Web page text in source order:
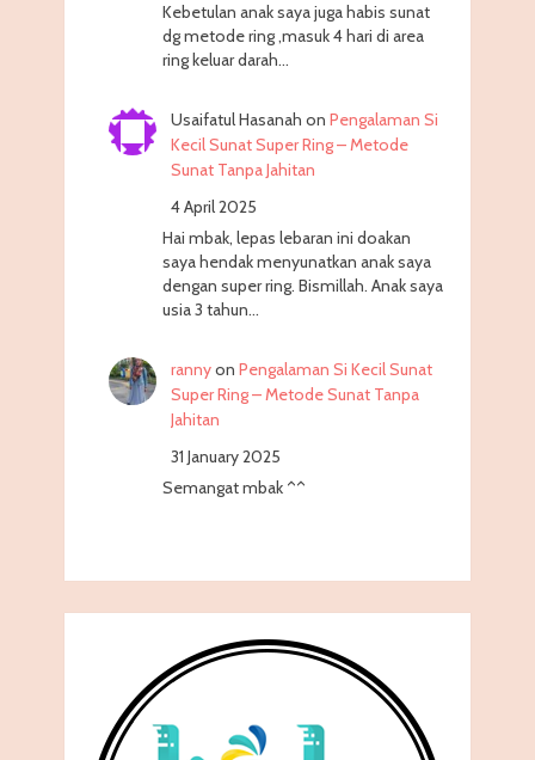
Kebetulan anak saya juga habis sunat
dg metode ring ,masuk 4 hari di area
ring keluar darah…
Usaifatul Hasanah on Pengalaman Si
Kecil Sunat Super Ring – Metode
Sunat Tanpa Jahitan
4 April 2025
Hai mbak, lepas lebaran ini doakan
saya hendak menyunatkan anak saya
dengan super ring. Bismillah. Anak saya
usia 3 tahun…
rannyon Pengalaman Si Kecil Sunat
Super Ring – Metode Sunat Tanpa
Jahitan
31 January 2025
Semangat mbak ^^